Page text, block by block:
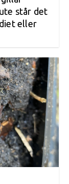
står det
eller